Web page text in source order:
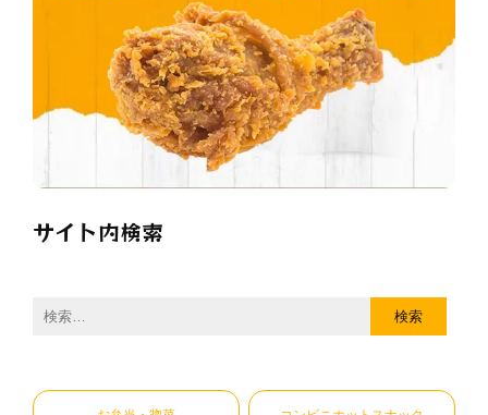
サイト内検索
検